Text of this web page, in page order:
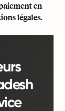
en
légales.